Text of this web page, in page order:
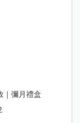
｜彌月禮盒